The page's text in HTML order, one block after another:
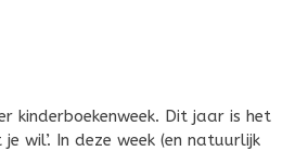
kinderboekenweek. Dit jaar is het
wil’. In deze week (en natuurlijk